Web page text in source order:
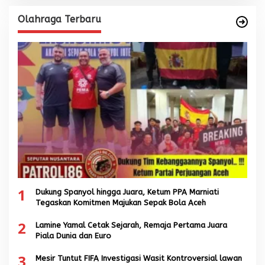
Olahraga Terbaru
1
Dukung Spanyol hingga Juara, Ketum PPA Marniati
Tegaskan Komitmen Majukan Sepak Bola Aceh
2
Lamine Yamal Cetak Sejarah, Remaja Pertama Juara
Piala Dunia dan Euro
3
Mesir Tuntut FIFA Investigasi Wasit Kontroversial lawan